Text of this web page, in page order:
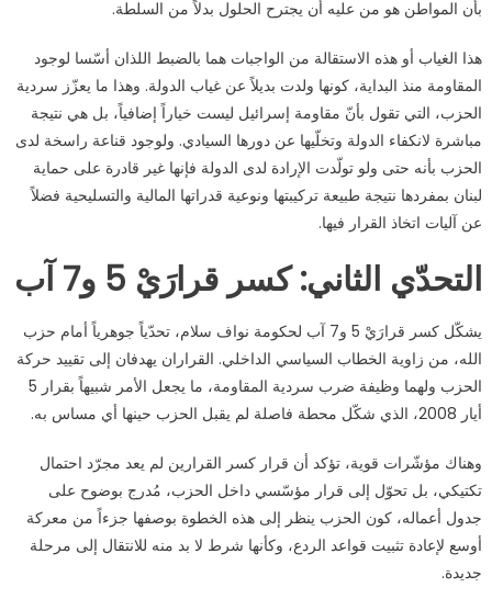
بأن المواطن هو من عليه أن يجترح الحلول بدلاً من السلطة.
هذا الغياب أو هذه الاستقالة من الواجبات هما بالضبط اللذان أسّسا لوجود
المقاومة منذ البداية، كونها ولدت بديلاً عن غياب الدولة. وهذا ما يعزّز سردية
الحزب، التي تقول بأنّ مقاومة إسرائيل ليست خياراً إضافياً، بل هي نتيجة
مباشرة لانكفاء الدولة وتخلّيها عن دورها السيادي. ولوجود قناعة راسخة لدى
الحزب بأنه حتى ولو تولّدت الإرادة لدى الدولة فإنها غير قادرة على حماية
لبنان بمفردها نتيجة طبيعة تركيبتها ونوعية قدراتها المالية والتسليحية فضلاً
عن آليات اتخاذ القرار فيها.
التحدّي الثاني: كسر قرارَيْ 5 و7 آب
يشكّل كسر قرارَيْ 5 و7 آب لحكومة نواف سلام، تحدّياً جوهرياً أمام حزب
الله، من زاوية الخطاب السياسي الداخلي. القراران يهدفان إلى تقييد حركة
الحزب ولهما وظيفة ضرب سردية المقاومة، ما يجعل الأمر شبيهاً بقرار 5
أيار 2008، الذي شكّل محطة فاصلة لم يقبل الحزب حينها أي مساس به.
وهناك مؤشّرات قوية، تؤكد أن قرار كسر القرارين لم يعد مجرّد احتمال
تكتيكي، بل تحوّل إلى قرار مؤسّسي داخل الحزب، مُدرج بوضوح على
جدول أعماله، كون الحزب ينظر إلى هذه الخطوة بوصفها جزءاً من معركة
أوسع لإعادة تثبيت قواعد الردع، وكأنها شرط لا بد منه للانتقال إلى مرحلة
جديدة.